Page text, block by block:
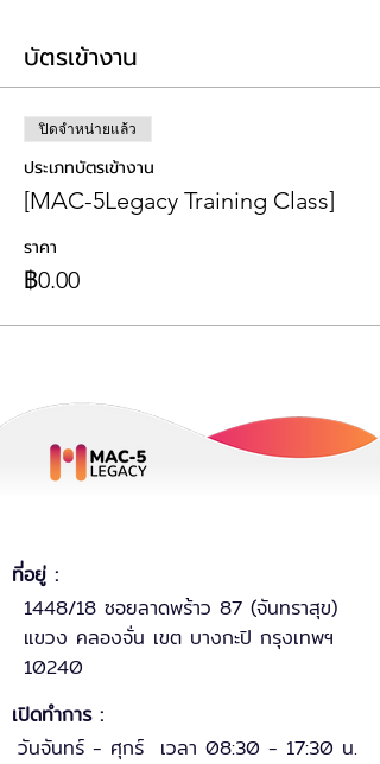
บัตรเข้างาน
ปิดจำหน่ายแล้ว
ประเภทบัตรเข้างาน
[MAC-5Legacy Training Class]
ราคา
฿0.00
ที่อยู่ :
1448/18 ซอยลาดพร้าว 87 (จันทราสุข)
แขวง คลองจั่น เขต บางกะปิ กรุงเทพฯ
10240
เปิดทำการ :
วันจันทร์ - ศุกร์ เวลา 08:30 - 17:30 น.